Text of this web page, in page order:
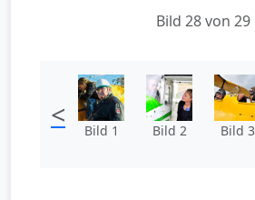
Bild 28 von 29
< Bild 1 Bild 2 Bild 3